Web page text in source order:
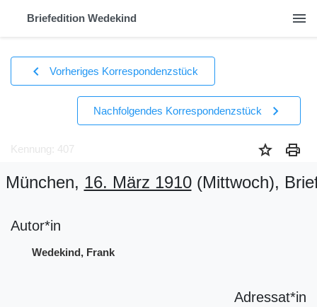
Briefedition Wedekind menu
chevron_left Vorheriges Korrespondenzstück
Nachfolgendes Korrespondenzstück chevron_right
Kennung: 407 star print
München, 16. März 1910(Mittwoch),
Autor*in
Wedekind, Frank
Adressat*in